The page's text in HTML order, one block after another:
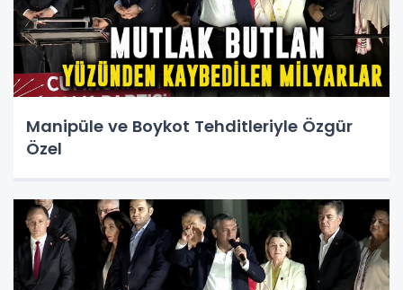
Manipüle ve Boykot Tehditleriyle Özgür
Özel